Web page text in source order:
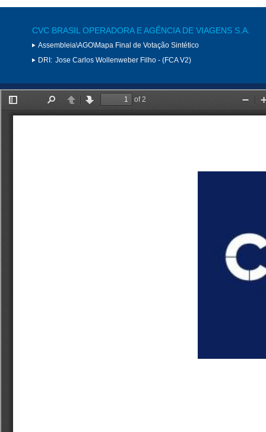
CVC BRASIL OPERADORA E AGÊNCIA DE VIAGENS S.A.
Assembleia\AGO\Mapa Final de Votação Sintético
DRI: Jose Carlos Wollenweber Filho - (FCA V2)